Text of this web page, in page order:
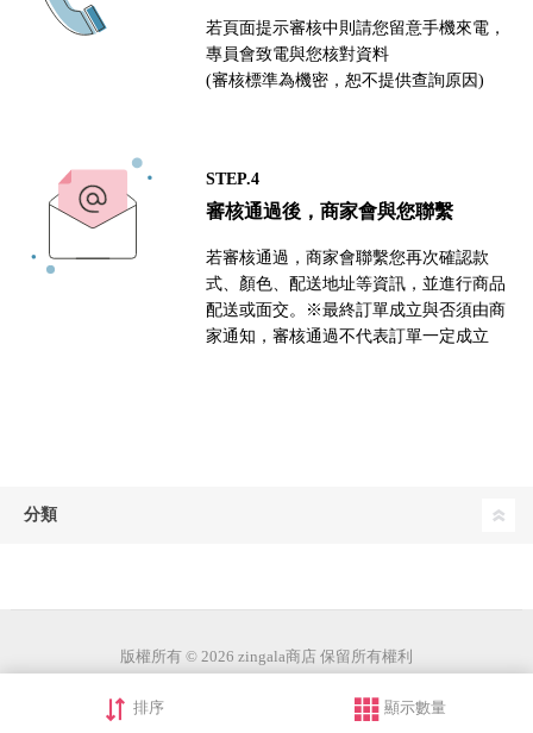
若頁面提示審核中則請您留意手機來電，
專員會致電與您核對資料
(審核標準為機密，恕不提供查詢原因)
STEP.4
審核通過後，商家會與您聯繫
若審核通過，商家會聯繫您再次確認款
式、顏色、配送地址等資訊，並進行商品
配送或面交。※最終訂單成立與否須由商
家通知，審核通過不代表訂單一定成立
分類
版權所有 © 2026 zingala商店 保留所有權利
排序 顯示數量